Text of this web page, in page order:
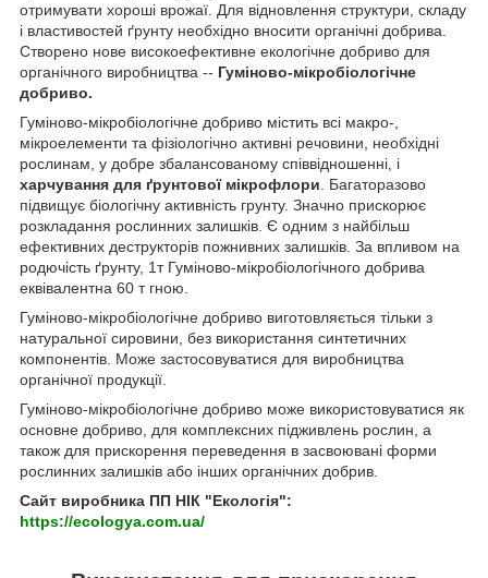
отримувати хороші врожаї. Для відновлення структури, складу
і властивостей ґрунту необхідно вносити органічні добрива.
Створено нове високоефективне екологічне добриво для
органічного виробництва -- Гуміново-мікробіологічне
добриво.
Гуміново-мікробіологічне добриво містить всі макро-,
мікроелементи та фізіологічно активні речовини, необхідні
рослинам, у добре збалансованому співвідношенні, і
харчування для ґрунтової мікрофлори . Багаторазово
підвищує біологічну активність грунту. Значно прискорює
розкладання рослинних залишків. Є одним з найбільш
ефективних деструкторів пожнивних залишків. За впливом на
родючість ґрунту, 1т Гуміново-мікробіологічного добрива
еквівалентна 60 т гною.
Гуміново-мікробіологічне добриво виготовляється тільки з
натуральної сировини, без використання синтетичних
компонентів. Може застосовуватися для виробництва
органічної продукції.
Гуміново-мікробіологічне добриво може використовуватися як
основне добриво, для комплексних підживлень рослин, а
також для прискорення переведення в засвоювані форми
рослинних залишків або інших органічних добрив.
Сайт виробника ПП НІК "Екологія":
https://ecologya.com.ua/